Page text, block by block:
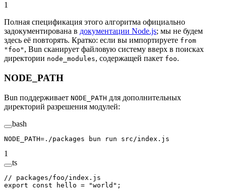
1
Полная спецификация этого алгоритма официально
задокументирована в документации Node.js; мы не будем
здесь её повторять. Кратко: если вы импортируете from
"foo" , Bun сканирует файловую систему вверх в поисках
директории node_modules, содержащей пакет foo.
NODE_PATH
Bun поддерживает NODE_PATH для дополнительных
директорий разрешения модулей:
bash
NODE_PATH= ./packages bun run src/index.js
1
ts
// packages/foo/index.js
export const hello = "world" ;